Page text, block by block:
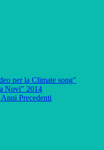
per la Climate song"
Novi" 2014
Precedenti